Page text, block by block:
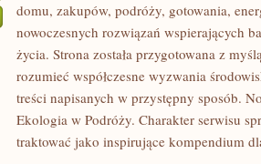
ŚWIADOME
ZAKUPY
domu, zakupów, podróży, gotowania,
nowoczesnych rozwiązań wspierających
życia. Strona została przygotowana z
rozumieć współczesne wyzwania
treści napisanych w przystępny sposób.
Ekologia w Podróży. Charakter serwisu
traktować jako inspirujące kompendium